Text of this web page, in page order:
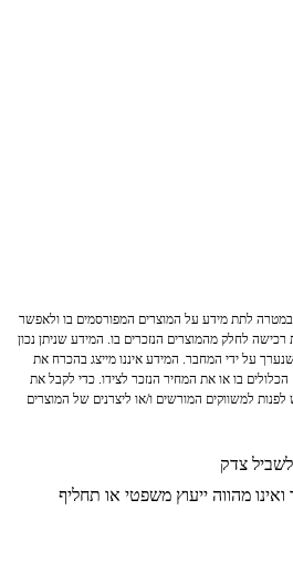
במטרה לתת מידע על המוצרים המפורסמים בו ולאפשר
רכישה לחלק מהמוצרים הנזכרים בו. המידע שניתן נכון
על ידי המחבר. המידע איננו מייצג בהכרח את
בו או את המחיר הנזכר לצידו. כדי לקבל את
למשווקים המורשים ו/או ליצרנים של המוצרים
מהווה ייעוץ משפטי או תחליף